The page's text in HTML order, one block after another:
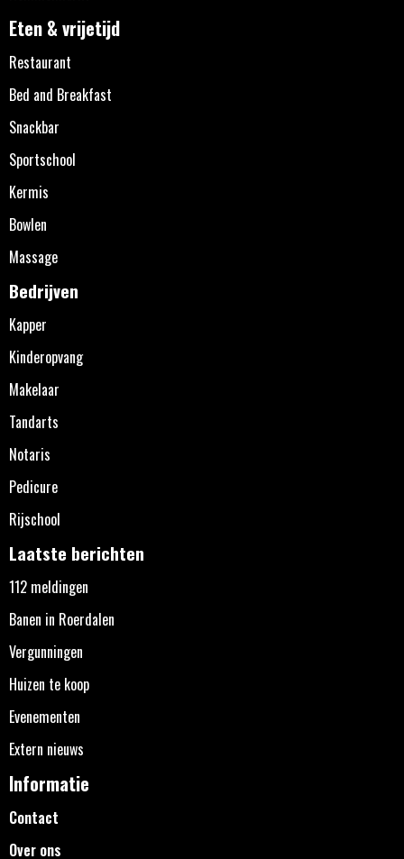
Eten & vrijetijd
Restaurant
Bed and Breakfast
Snackbar
Sportschool
Kermis
Bowlen
Massage
Bedrijven
Kapper
Kinderopvang
Makelaar
Tandarts
Notaris
Pedicure
Rijschool
Laatste berichten
112 meldingen
Banen in Roerdalen
Vergunningen
Huizen te koop
Evenementen
Extern nieuws
Informatie
Contact
Over ons